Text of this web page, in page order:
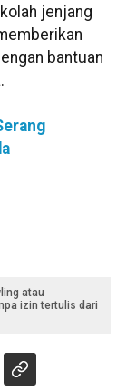
jenjang
bantuan
atau
izin tertulis dari